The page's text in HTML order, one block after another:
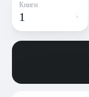
Книги
1